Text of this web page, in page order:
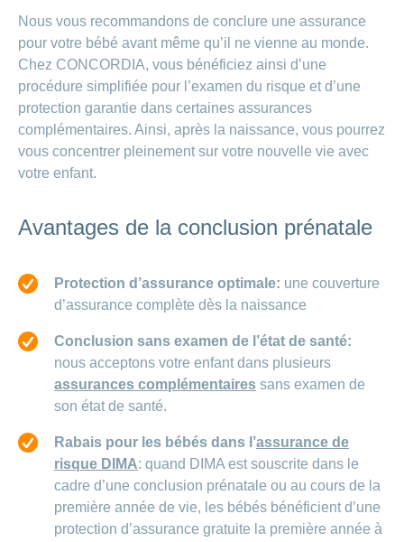
Votre
bébé
pleure
beaucoup:
demandez
de l’aide
Nous vous recommandons de conclure une assurance
pour votre bébé avant même qu’il ne vienne au monde.
Chez CONCORDIA, vous bénéficiez ainsi d’une
procédure simplifiée pour l’examen du risque et d’une
protection garantie dans certaines assurances
complémentaires. Ainsi, après la naissance, vous pourrez
vous concentrer pleinement sur votre nouvelle vie avec
votre enfant.
Avantages de la conclusion prénatale
Protection d’assurance optimale: une couverture
d’assurance complète dès la naissance
Conclusion sans examen de l’état de santé:
nous acceptons votre enfant dans plusieurs
assurances complémentaires sans examen de
son état de santé.
Rabais pour les bébés dans l’assurance de
risque DIMA: quand DIMA est souscrite dans le
cadre d’une conclusion prénatale ou au cours de la
première année de vie, les bébés bénéficient d’une
protection d’assurance gratuite la première année à